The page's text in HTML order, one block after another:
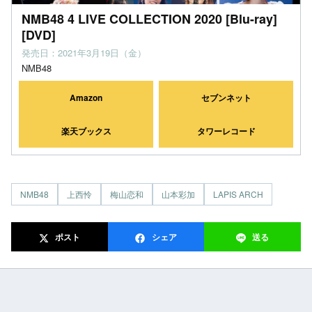
NMB48 4 LIVE COLLECTION 2020 [Blu-ray]
[DVD]
発売日：2021年3月19日（金）
NMB48
Amazon セブンネット
楽天ブックス タワーレコード
NMB48 上西怜 梅山恋和 山本彩加 LAPIS ARCH
ポスト シェア 送る